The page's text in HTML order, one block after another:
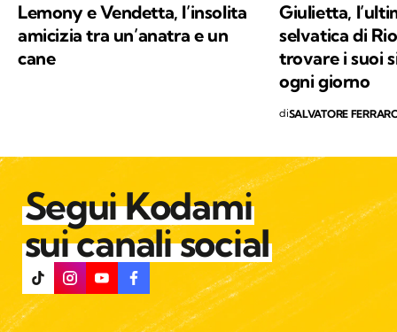
Lemony e Vendetta, l’insolita
amicizia tra un’anatra e un
cane
Giulietta,
selvatica di
trovare i suoi
ogni giorno
diSALVATORE
Segui Kodami
sui canali social